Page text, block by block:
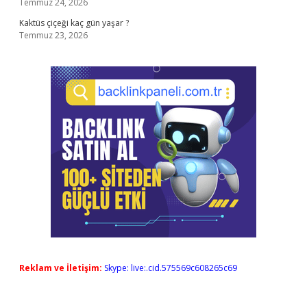
Temmuz 24, 2026
Kaktüs çiçeği kaç gün yaşar ?
Temmuz 23, 2026
Reklam ve İletişim: Skype: live:.cid.575569c608265c69